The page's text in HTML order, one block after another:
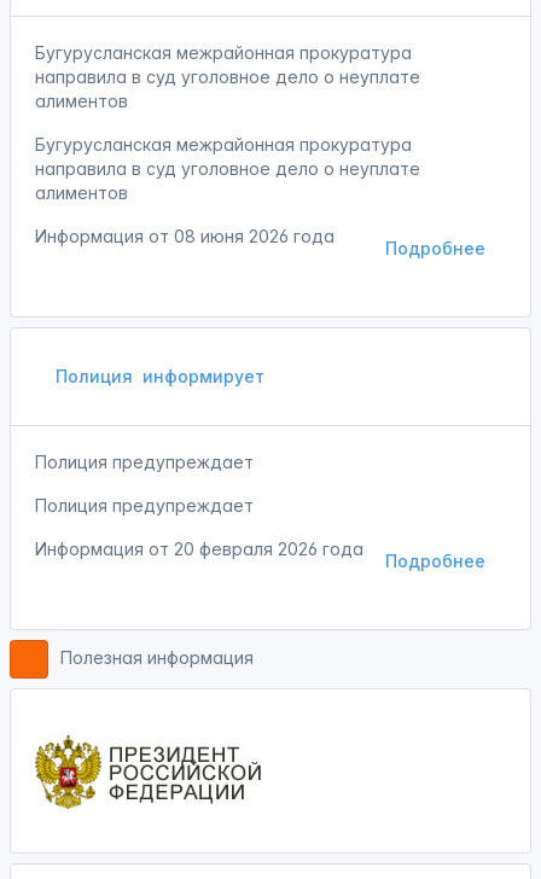
Бугурусланская межрайонная прокуратура
направила в суд уголовное дело о неуплате
алиментов
Бугурусланская межрайонная прокуратура
направила в суд уголовное дело о неуплате
алиментов
Подробнее
Информация от 08 июня 2026 года
Полиция информирует
Полиция предупреждает
Полиция предупреждает
Подробнее
Информация от 20 февраля 2026 года
Полезная информация